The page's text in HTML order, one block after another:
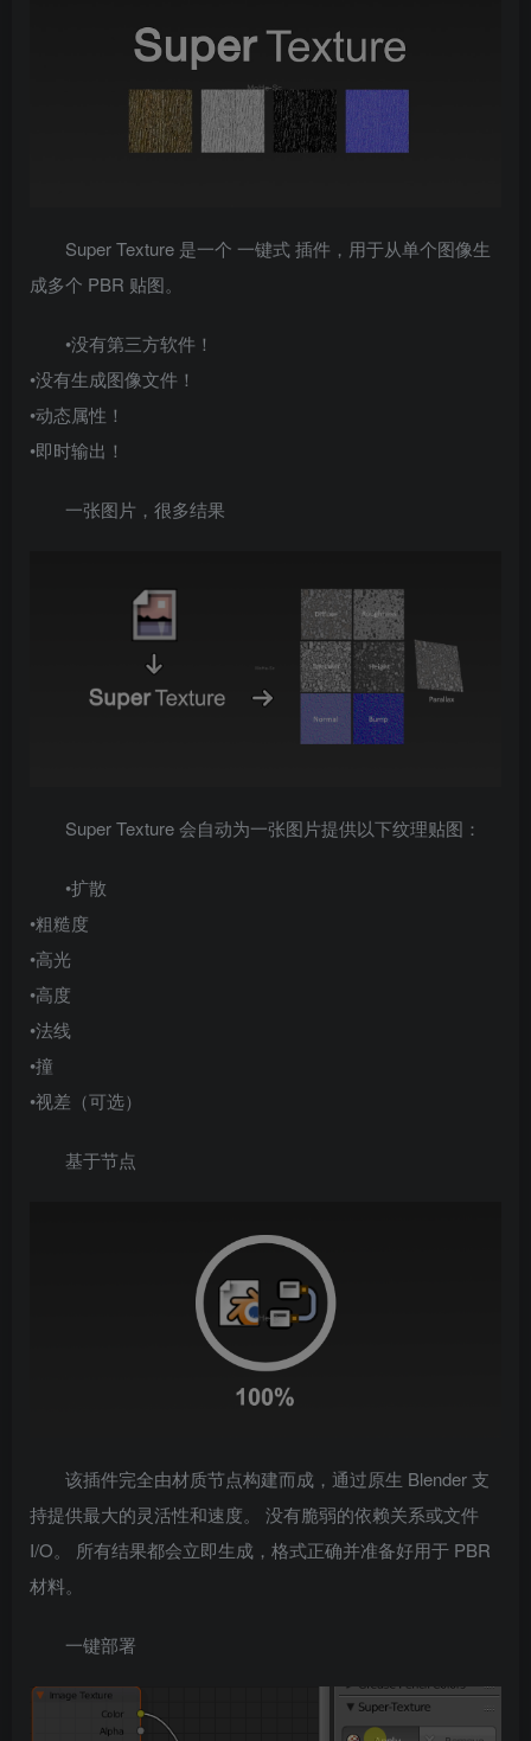
Super Texture 是一个 一键式 插件，用于从单个图像生
成多个 PBR 贴图。
•没有第三方软件！
•没有生成图像文件！
•动态属性！
•即时输出！
一张图片，很多结果
Super Texture 会自动为一张图片提供以下纹理贴图：
•扩散
•粗糙度
•高光
•高度
•法线
•撞
•视差（可选）
基于节点
该插件完全由材质节点构建而成，通过原生 Blender 支
持提供最大的灵活性和速度。 没有脆弱的依赖关系或文件
I/O。 所有结果都会立即生成，格式正确并准备好用于 PBR
材料。
一键部署